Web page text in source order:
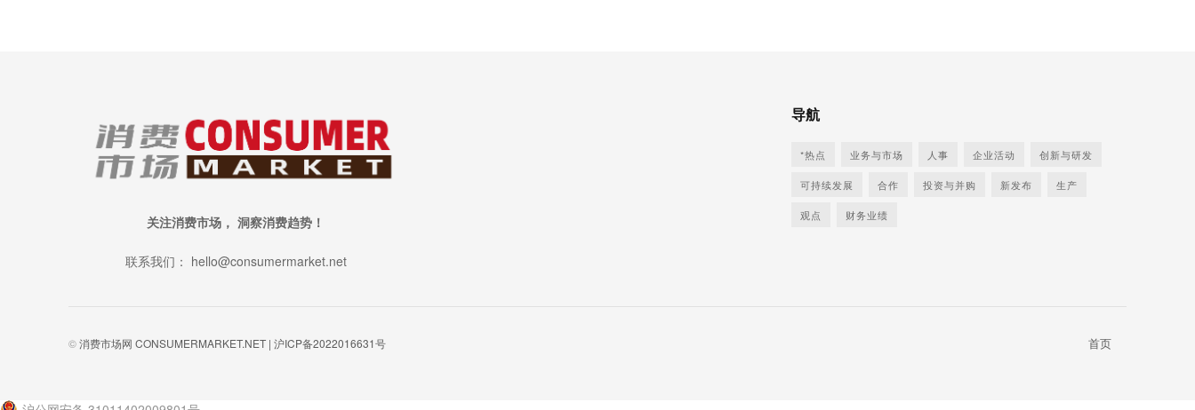
关注消费市场， 洞察消费趋势！
联系我们： hello@consumermarket.net
导航
*热点 业务与市场 人事 企业活动 创新与研发
可持续发展 合作 投资与并购 新发布 生产
观点 财务业绩
首页
©消费市场网 CONSUMERMARKET.NET | 沪ICP备2022016631号